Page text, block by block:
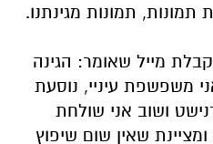
תמונות מגינתנו.
מייל שאומר: הגינה
משפשפת עיניי, נוסעת
ושוב אני שולחת
שאין שום שיפוץ